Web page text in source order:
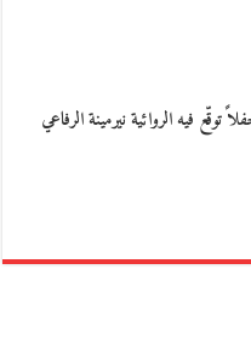
فيه الروائية نيرمينة الرفاعي